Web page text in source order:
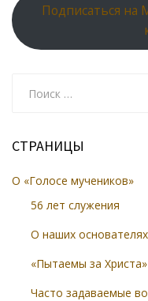
Подписаться
СТРАНИЦЫ
О «Голосе мучеников»
56 лет служения
О наших основателях
«Пытаемы за Христа»
Часто задаваемые